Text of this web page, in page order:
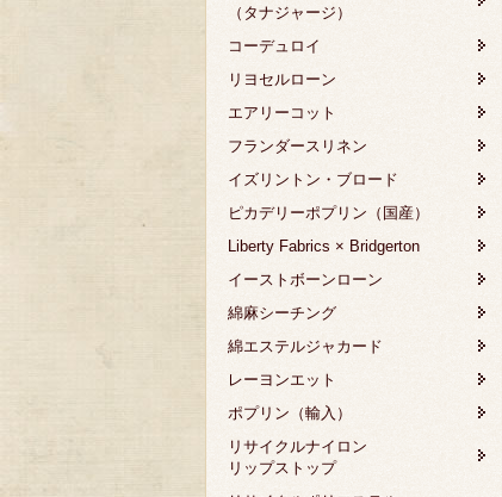
（タナジャージ）
コーデュロイ
リヨセルローン
エアリーコット
フランダースリネン
イズリントン・ブロード
ピカデリーポプリン（国産）
Liberty Fabrics × Bridgerton
イーストボーンローン
綿麻シーチング
綿エステルジャカード
レーヨンエット
ポプリン（輸入）
リサイクルナイロン
リップストップ